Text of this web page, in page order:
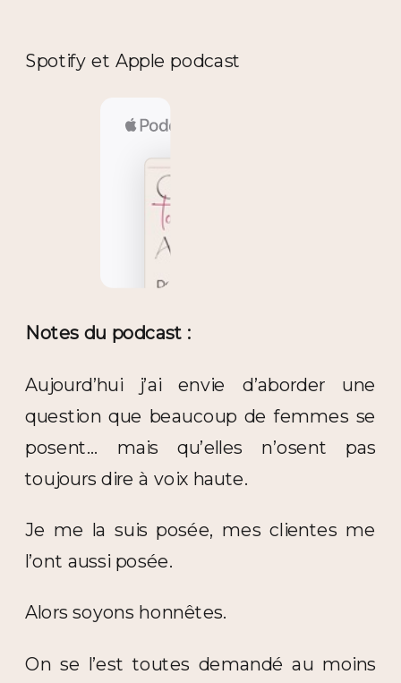
Spotify et Apple podcast
Notes du podcast :
Aujourd’hui j’ai envie d’aborder une
question que beaucoup de femmes se
posent… mais qu’elles n’osent pas
toujours dire à voix haute.
Je me la suis posée, mes clientes me
l’ont aussi posée.
Alors soyons honnêtes.
On se l’est toutes demandé au moins